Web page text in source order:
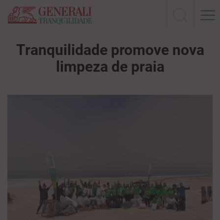
Tranquilidade promove nova
limpeza de praia